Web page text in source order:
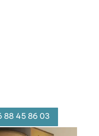
88 45 86 03